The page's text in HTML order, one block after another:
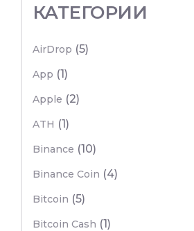
КАТЕГОРИИ
AirDrop (5)
App (1)
Apple (2)
ATH (1)
Binance (10)
Binance Coin (4)
Bitcoin (5)
Bitcoin Cash (1)